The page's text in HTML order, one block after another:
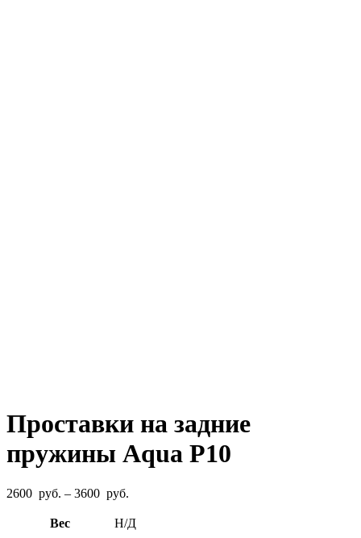
Проставки на задние
пружины Aqua P10
2600 руб. – 3600 руб.
2600
Вес
Н/Д